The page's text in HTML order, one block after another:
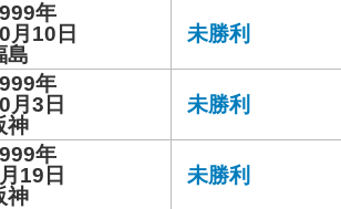
年
月10日
島
未勝利
年
月3日
神
未勝利
年
19日
神
未勝利